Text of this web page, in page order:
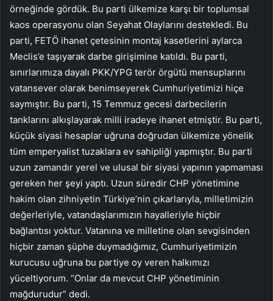
örneğinde gördük. Bu parti ülkemize karşı bir toplumsal
kaos operasyonu olan Seyahat Olaylarını destekledi. Bu
parti, FETÖ ihanet çetesinin montaj kasetlerini aylarca
Meclis’e taşıyarak darbe girişimine katıldı. Bu parti,
sınırlarımıza dayalı PKK/YPG terör örgütü mensuplarını
vatansever olarak benimseyerek Cumhuriyetimizi hiçe
saymıştır. Bu parti, 15 Temmuz gecesi darbecilerin
tanklarını alkışlayarak milli iradeye ihanet etmiştir. Bu parti,
küçük siyasi hesaplar uğruna doğrudan ülkemize yönelik
tüm emperyalist tuzaklara ev sahipliği yapmıştır. Bu parti
uzun zamandır yerel ve ulusal bir siyasi yapının yapmaması
gereken her şeyi yaptı. Uzun süredir CHP yönetimine
hakim olan zihniyetin Türkiye’nin çıkarlarıyla, milletimizin
değerleriyle, vatandaşlarımızın hayalleriyle hiçbir
bağlantısı yoktur. Vatanına ve milletine olan sevgisinden
hiçbir zaman şüphe duymadığımız, Cumhuriyetimizin
kurucusu uğruna bu partiye oy veren halkımızı
yüceltiyorum. “Onlar da mevcut CHP yönetiminin
mağdurudur” dedi.